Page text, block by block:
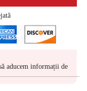
aducem informații de